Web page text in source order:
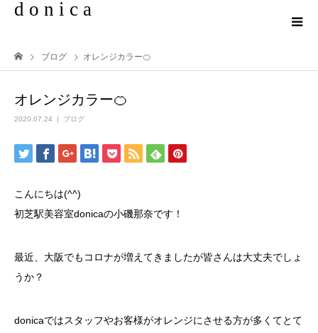
d o n i c a
ブログ オレンジカラー🍊
オレンジカラー🍊
2020.07.24 ブログ
こんにちは(^^)
初芝駅美容室donicaの小磯那奈です！
最近、大阪でもコロナが増えてきましたが皆さんは大丈夫でしょ
うか？
donicaではスタッフやお客様がオレンジにさせる方が多くてとて